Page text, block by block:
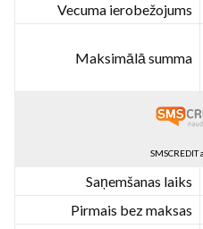
Vecuma ierobežojums
Maksimālā summa
Saņemšanas laiks
Pirmais bez maksas